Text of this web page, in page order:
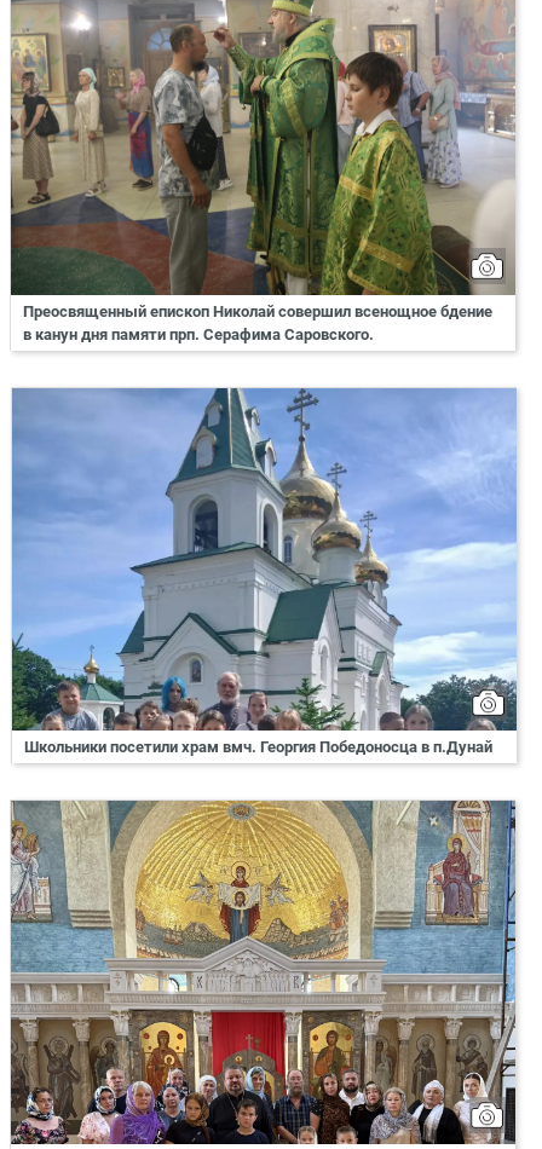
Преосвященный епископ Николай совершил всенощное бдение
в канун дня памяти прп. Серафима Саровского.
Школьники посетили храм вмч. Георгия Победоносца в п.Дунай